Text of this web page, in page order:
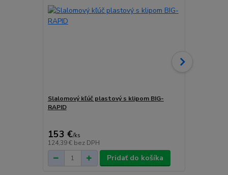
Slalomový kľúč plastový s klipom BIG-
RAPID
153 €/ks
124,39 € bez DPH
Pridať do košíka